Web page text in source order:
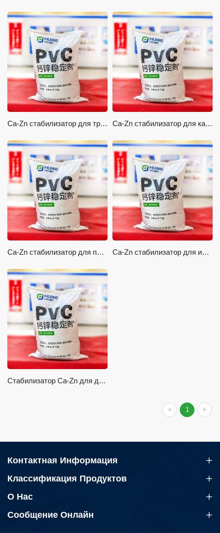
Ca-Zn стабилизатор для труб и фитингов Ca-Zn стабилизатор для кабелей и проводов
Ca-Zn стабилизатор для пенообразователей Ca-Zn стабилизатор для инъекционных продуктов
Стабилизатор Ca-Zn для других продуктов
1
Контактная Информация
Классификация Продуктов
О Нас
Сообщение Онлайн